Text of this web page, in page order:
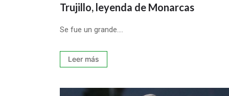
Trujillo, leyenda de Monarcas
Se fue un grande....
Leer más